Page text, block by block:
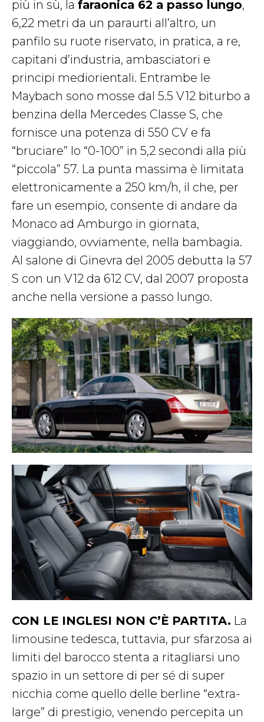
più in sù, la faraonica 62 a passo lungo,
6,22 metri da un paraurti all’altro, un
panfilo su ruote riservato, in pratica, a re,
capitani d’industria, ambasciatori e
principi mediorientali. Entrambe le
Maybach sono mosse dal 5.5 V12 biturbo a
benzina della Mercedes Classe S, che
fornisce una potenza di 550 CV e fa
“bruciare” lo “0-100” in 5,2 secondi alla più
“piccola” 57. La punta massima è limitata
elettronicamente a 250 km/h, il che, per
fare un esempio, consente di andare da
Monaco ad Amburgo in giornata,
viaggiando, ovviamente, nella bambagia.
Al salone di Ginevra del 2005 debutta la 57
S con un V12 da 612 CV, dal 2007 proposta
anche nella versione a passo lungo.
CON LE INGLESI NON C’È PARTITA. La
limousine tedesca, tuttavia, pur sfarzosa ai
limiti del barocco stenta a ritagliarsi uno
spazio in un settore di per sé di super
nicchia come quello delle berline “extra-
large” di prestigio, venendo percepita un